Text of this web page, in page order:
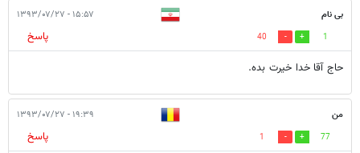
بی نام ۱۵:۵۷ - ۱۳۹۳/۰۷/۲۷
1
40
پاسخ
حاج آقا خدا خیرت بده.
من ۱۹:۳۹ - ۱۳۹۳/۰۷/۲۷
77
1
پاسخ